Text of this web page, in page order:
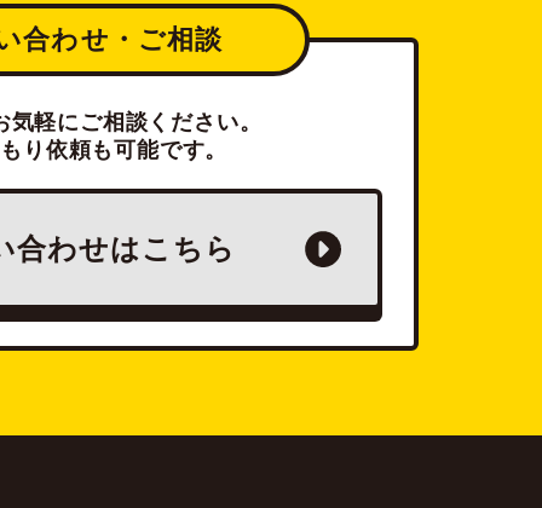
合わせ・ご相談
気軽にご相談ください。
り依頼も可能です。
合わせはこちら